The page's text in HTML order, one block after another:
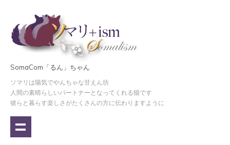
SomaCom「るん」ちゃん
ソマリは陽気でやんちゃな甘えん坊
人間の素晴らしいパートナーとなってくれる猫です
彼らと暮らす楽しさがたくさんの方に伝わりますように